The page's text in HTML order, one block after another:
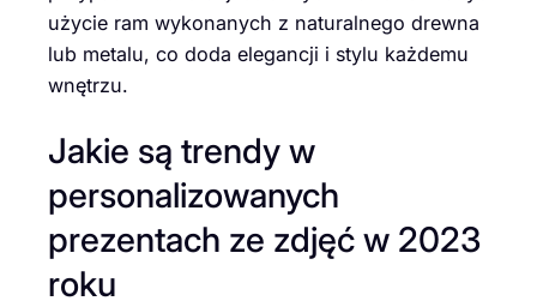
użycie ram wykonanych z naturalnego drewna
lub metalu, co doda elegancji i stylu każdemu
wnętrzu.
Jakie są trendy w
personalizowanych
prezentach ze zdjęć w 2023
roku